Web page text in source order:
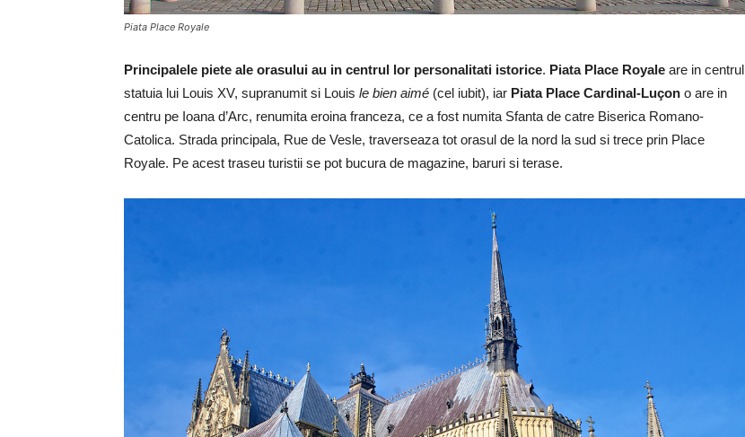
Piata Place Royale
Principalele piete ale orasului au in centrul lor personalitati istorice. Piata Place Royale are in centrul
statuia lui Louis XV, supranumit si Louis le bien aimé (cel iubit), iar Piata Place Cardinal-Luçon o are in
centru pe Ioana d’Arc, renumita eroina franceza, ce a fost numita Sfanta de catre Biserica Romano-
Catolica. Strada principala, Rue de Vesle, traverseaza tot orasul de la nord la sud si trece prin Place
Royale. Pe acest traseu turistii se pot bucura de magazine, baruri si terase.